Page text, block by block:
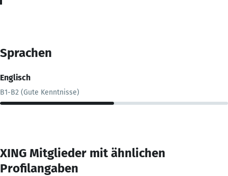
Sprachen
Englisch
B1-B2 (Gute Kenntnisse)
XING Mitglieder mit ähnlichen
Profilangaben